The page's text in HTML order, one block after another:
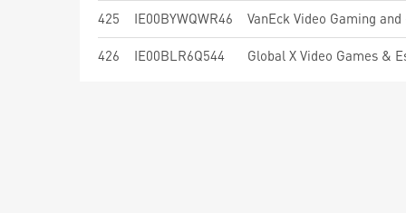
425 IE00BYWQWR46 VanEck Video Gaming
426 IE00BLR6Q544 Global X Video Games &